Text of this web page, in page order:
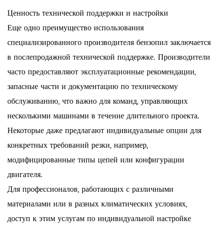
Ценность технической поддержки и настройки
Еще одно преимущество использования
специализированного производителя бензопил заключается
в послепродажной технической поддержке. Производители
часто предоставляют эксплуатационные рекомендации,
запасные части и документацию по техническому
обслуживанию, что важно для команд, управляющих
несколькими машинами в течение длительного проекта.
Некоторые даже предлагают индивидуальные опции для
конкретных требований резки, например,
модифицированные типы цепей или конфигурации
двигателя.
Для профессионалов, работающих с различными
материалами или в разных климатических условиях,
доступ к этим услугам по индивидуальной настройке